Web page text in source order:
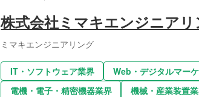
株式会社ミマキエンジニア
ミマキエンジニアリング
IT・ソフトウェア業界
Web・デジタルマー
電機・電子・精密機器業界
機械・産業装置